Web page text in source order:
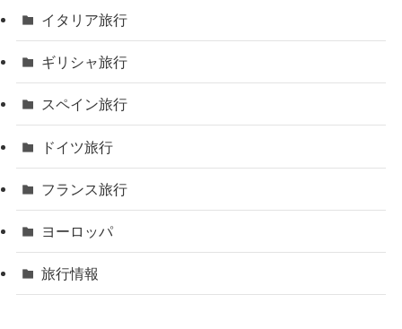
イタリア旅行
ギリシャ旅行
スペイン旅行
ドイツ旅行
フランス旅行
ヨーロッパ
旅行情報